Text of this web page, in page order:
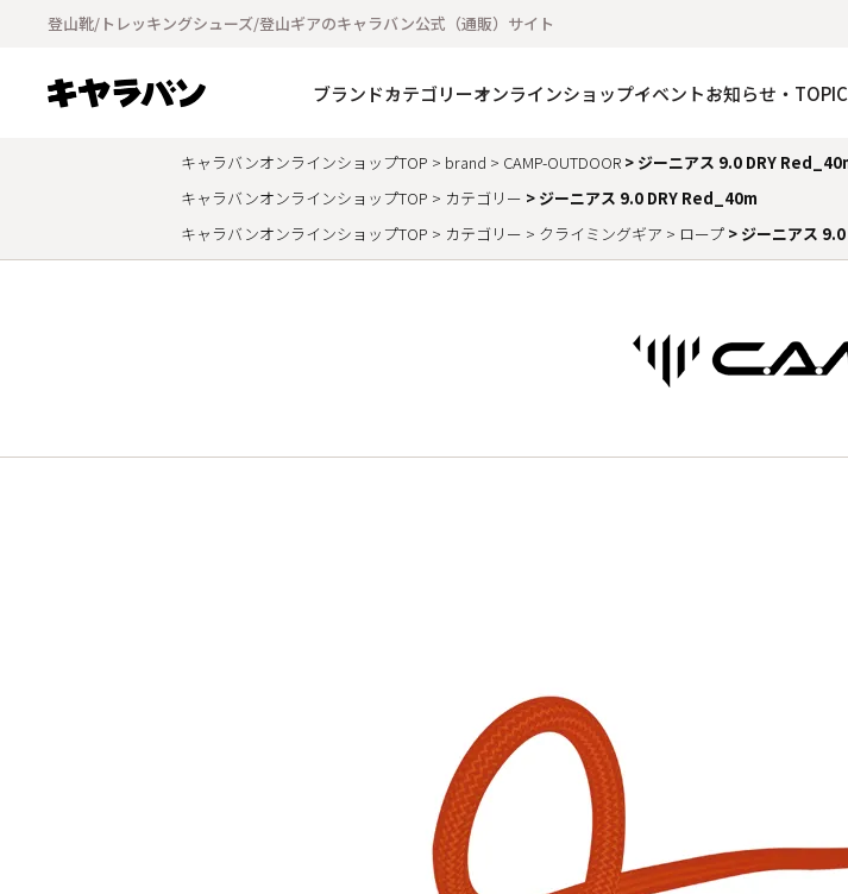
登山靴/トレッキングシューズ/登山ギアのキャラバン公式（通販）サイト
ブランドカテゴリーオンラインショップイベントお知らせ・
キャラバンオンラインショップTOP brand CAMP-OUTDOOR
ジーニアス 9.0 DRY
キャラバンオンラインショップTOP
カテゴリー
ジーニアス 9.0 DRY Red_40m
キャラバンオンラインショップTOP
カテゴリー クライミングギア ロープ ジーニアス